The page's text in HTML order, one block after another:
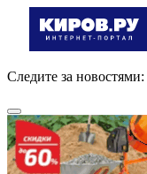
Следите за новостями: